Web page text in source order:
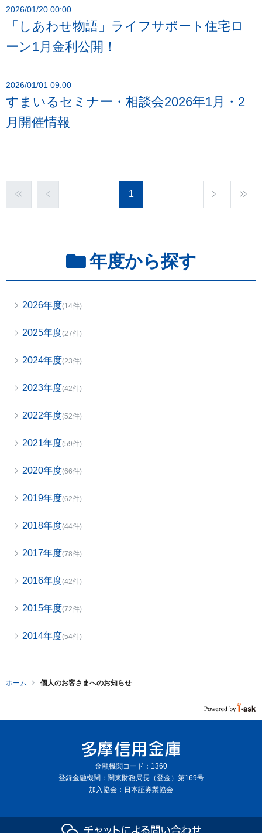
2026/01/20 00:00
「しあわせ物語」ライフサポート住宅ロ
ーン1月金利公開！
2026/01/01 09:00
すまいるセミナー・相談会2026年1月・2
月開催情報
1
年度から探す
2026年度(14件)
2025年度(27件)
2024年度(23件)
2023年度(42件)
2022年度(52件)
2021年度(59件)
2020年度(66件)
2019年度(62件)
2018年度(44件)
2017年度(78件)
2016年度(42件)
2015年度(72件)
2014年度(54件)
ホーム 個人のお客さまへのお知らせ
金融機関コード：1360
登録金融機関：関東財務局長（登金）第169号
加入協会：日本証券業協会
Copyright © The Tama Shinkin Bank All Rights Reserved.